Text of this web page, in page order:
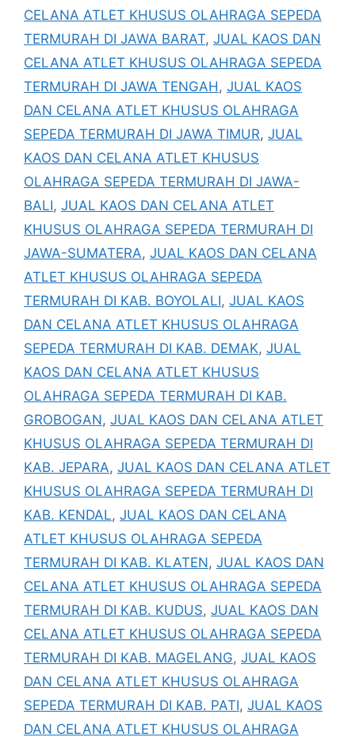
CELANA ATLET KHUSUS OLAHRAGA SEPEDA
TERMURAH DI JAWA BARAT, JUAL KAOS DAN
CELANA ATLET KHUSUS OLAHRAGA SEPEDA
TERMURAH DI JAWA TENGAH , JUAL KAOS
DAN CELANA ATLET KHUSUS OLAHRAGA
SEPEDA TERMURAH DI JAWA TIMUR, JUAL
KAOS DAN CELANA ATLET KHUSUS
OLAHRAGA SEPEDA TERMURAH DI JAWA-
BALI, JUAL KAOS DAN CELANA ATLET
KHUSUS OLAHRAGA SEPEDA TERMURAH DI
JAWA-SUMATERA, JUAL KAOS DAN CELANA
ATLET KHUSUS OLAHRAGA SEPEDA
TERMURAH DI KAB. BOYOLALI, JUAL KAOS
DAN CELANA ATLET KHUSUS OLAHRAGA
SEPEDA TERMURAH DI KAB. DEMAK, JUAL
KAOS DAN CELANA ATLET KHUSUS
OLAHRAGA SEPEDA TERMURAH DI KAB.
GROBOGAN, JUAL KAOS DAN CELANA ATLET
KHUSUS OLAHRAGA SEPEDA TERMURAH DI
KAB. JEPARA, JUAL KAOS DAN CELANA ATLET
KHUSUS OLAHRAGA SEPEDA TERMURAH DI
KAB. KENDAL, JUAL KAOS DAN CELANA
ATLET KHUSUS OLAHRAGA SEPEDA
TERMURAH DI KAB. KLATEN, JUAL KAOS DAN
CELANA ATLET KHUSUS OLAHRAGA SEPEDA
TERMURAH DI KAB. KUDUS, JUAL KAOS DAN
CELANA ATLET KHUSUS OLAHRAGA SEPEDA
TERMURAH DI KAB. MAGELANG, JUAL KAOS
DAN CELANA ATLET KHUSUS OLAHRAGA
SEPEDA TERMURAH DI KAB. PATI, JUAL KAOS
DAN CELANA ATLET KHUSUS OLAHRAGA